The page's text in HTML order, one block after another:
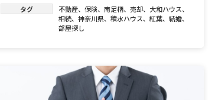
タグ
不動産、保険、南足柄、売却、 大和ハウス、
相続、神奈川県、積水ハウス、紅葉、結婚、
部屋探し